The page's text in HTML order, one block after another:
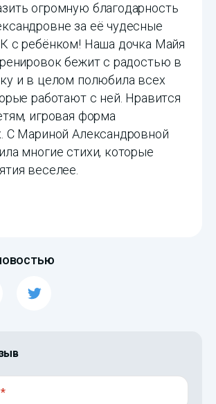
огромную благодарность
за её чудесные
с ребёнком! Наша дочка Майя
бежит с радостью в
и в целом полюбила всех
работают с ней. Нравится
игровая форма
С Мариной Александровной
многие стихи, которые
веселее.
*